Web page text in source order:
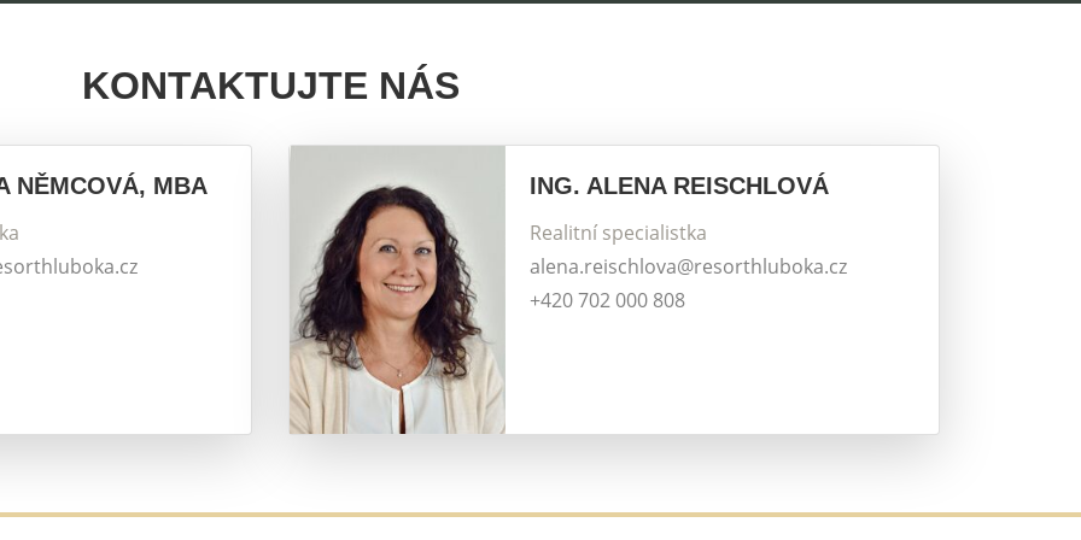
KONTAKTUJTE NÁS
NĚMCOVÁ, MBA
ING. ALENA REISCHLOVÁ
Realitní specialistka
alena.reischlova@resorthluboka.cz
+420 702 000 808